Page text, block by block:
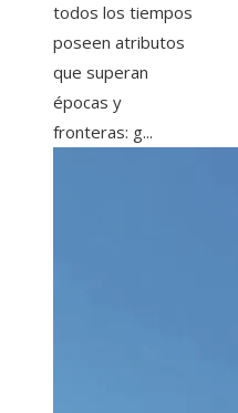
todos los tiempos
poseen atributos
que superan
épocas y
fronteras: g...